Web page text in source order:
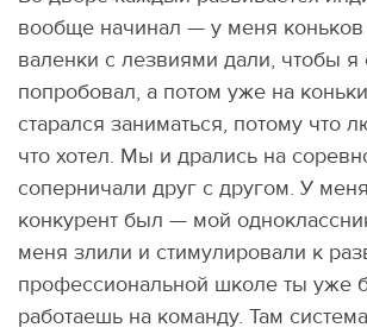
вообще начинал — у меня
валенки с лезвиями дали, чтобы я
попробовал, а потом уже на
старался заниматься, потому что
что хотел. Мы и дрались на
соперничали друг с другом. У
конкурент был — мой
меня злили и стимулировали к
профессиональной школе ты уже
работаешь на команду. Там